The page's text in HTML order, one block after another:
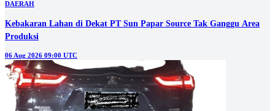
DAERAH
Kebakaran Lahan di Dekat PT Sun Papar Source Tak Ganggu Area
Produksi
06 Aug 2026 09:00 UTC